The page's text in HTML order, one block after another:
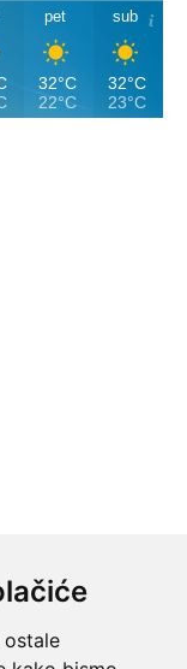
pet
32°C
22°C
sub
32°C
23°C